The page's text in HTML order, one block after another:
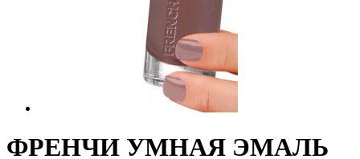
ФРЕНЧИ УМНАЯ ЭМАЛЬ